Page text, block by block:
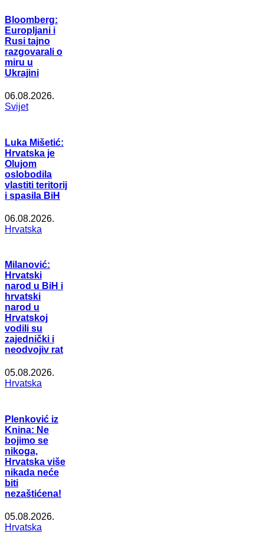
Bloomberg:
Europljani i
Rusi tajno
razgovarali o
miru u
Ukrajini
06.08.2026.
Svijet
Luka Mišetić:
Hrvatska je
Olujom
oslobodila
vlastiti teritorij
i spasila BiH
06.08.2026.
Hrvatska
Milanović:
Hrvatski
narod u BiH i
hrvatski
narod u
Hrvatskoj
vodili su
zajednički i
neodvojiv rat
05.08.2026.
Hrvatska
Plenković iz
Knina: Ne
bojimo se
nikoga,
Hrvatska više
nikada neće
biti
nezaštićena!
05.08.2026.
Hrvatska